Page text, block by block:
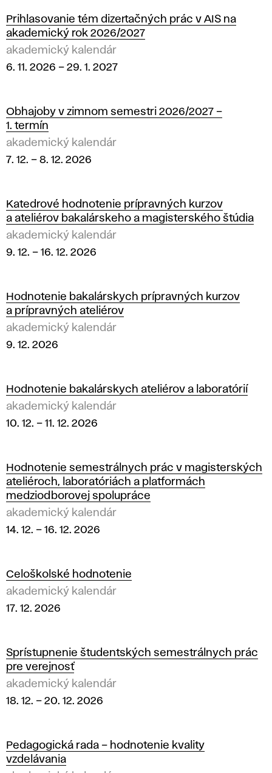
Prihlasovanie tém dizertačných prác v AIS na
akademický rok 2026/2027
akademický kalendár
6. 11. 2026 – 29. 1. 2027
Obhajoby v zimnom semestri 2026/2027 –
1. termín
akademický kalendár
7. 12. – 8. 12. 2026
Katedrové hodnotenie prípravných kurzov
a ateliérov bakalárskeho a magisterského štúdia
akademický kalendár
9. 12. – 16. 12. 2026
Hodnotenie bakalárskych prípravných kurzov
a prípravných ateliérov
akademický kalendár
9. 12. 2026
Hodnotenie bakalárskych ateliérov a laboratórií
akademický kalendár
10. 12. – 11. 12. 2026
Hodnotenie semestrálnych prác v magisterských
ateliéroch, laboratóriách a platformách
medziodborovej spolupráce
akademický kalendár
14. 12. – 16. 12. 2026
Celoškolské hodnotenie
akademický kalendár
17. 12. 2026
Sprístupnenie študentských semestrálnych prác
pre verejnosť
akademický kalendár
18. 12. – 20. 12. 2026
Pedagogická rada – hodnotenie kvality
vzdelávania